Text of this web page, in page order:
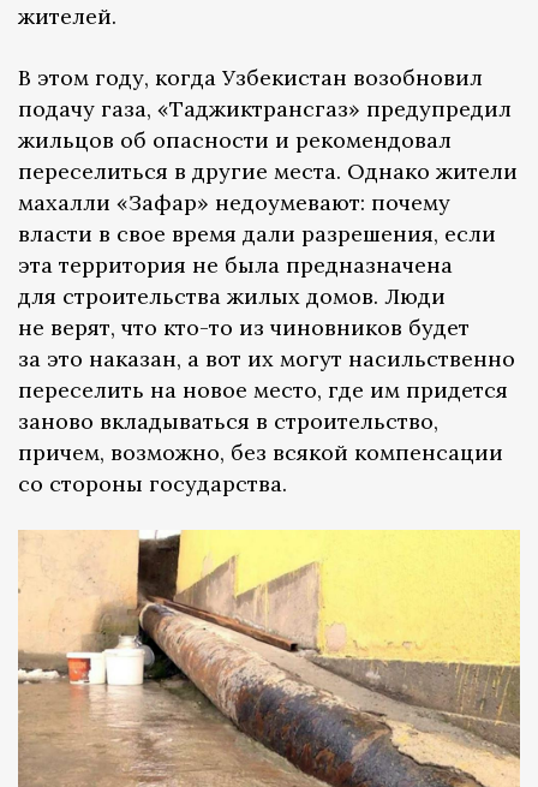
жителей.
В этом году, когда Узбекистан возобновил
подачу газа, «Таджиктрансгаз» предупредил
жильцов об опасности и рекомендовал
переселиться в другие места. Однако жители
махалли «Зафар» недоумевают: почему
власти в свое время дали разрешения, если
эта территория не была предназначена
для строительства жилых домов. Люди
не верят, что кто-то из чиновников будет
за это наказан, а вот их могут насильственно
переселить на новое место, где им придется
заново вкладываться в строительство,
причем, возможно, без всякой компенсации
со стороны государства.